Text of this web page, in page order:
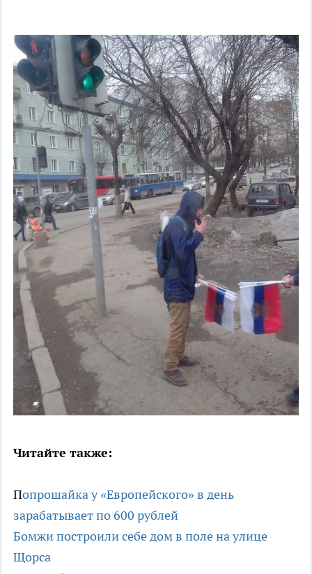
Читайте также:
Попрошайка у «Европейского» в день
зарабатывает по 600 рублей
Бомжипостроили себе дом в поле на улице
Щорса